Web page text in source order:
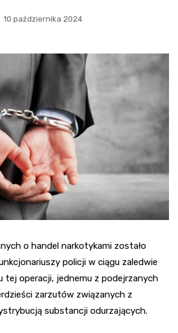
10 października 2024
o handel narkotykami zostało
policji w ciągu zaledwie
tej operacji, jednemu z podejrzanych
zarzutów związanych z
substancji odurzających.